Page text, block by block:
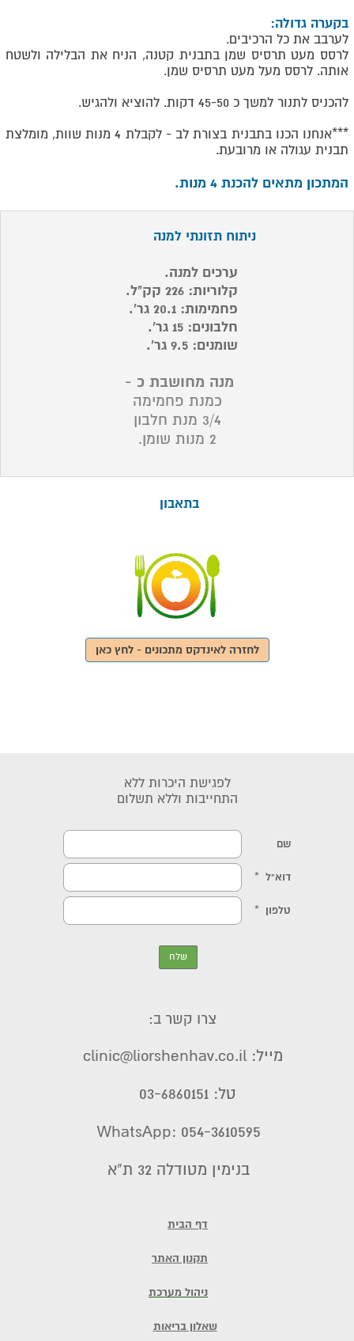
בקערה גדולה:
לערבב את כל הרכיבים.
לרסס מעט תרסיס שמן בתבנית קטנה, הניח את הבלילה ולשטח
אותה. לרסס מעל מעט תרסיס שמן.
להכניס לתנור למשך כ 45-50 דקות. להוציא ולהגיש.
***אנחנו הכנו בתבנית בצורת לב - לקבלת 4 מנות שוות, מומלצת
תבנית עגולה או מרובעת.
המתכון מתאים להכנת 4 מנות.
ערכים למנה.
קלוריות: 226 קק"ל.
פחמימות: 20.1 גר'.
חלבונים: 15 גר'.
שומנים: 9.5 גר'.
מנה מחושבת כ -
כמנת פחמימה
3/4 מנת חלבון
2 מנות שומן.
ניתוח תזונתי למנה
בתאבון
לחזרה לאינדקס מתכונים - לחץ כאן
דף הבית
תקנון האתר
ניהול מערכת
שאלון בריאות
לפגישת היכרות ללא
התחייבות וללא תשלום
בנימין מטודלה 32 ת"א
צרו קשר ב:
מייל: clinic@liorshenhav.co.il
טל: 03-6860151
WhatsApp: 054-3610595